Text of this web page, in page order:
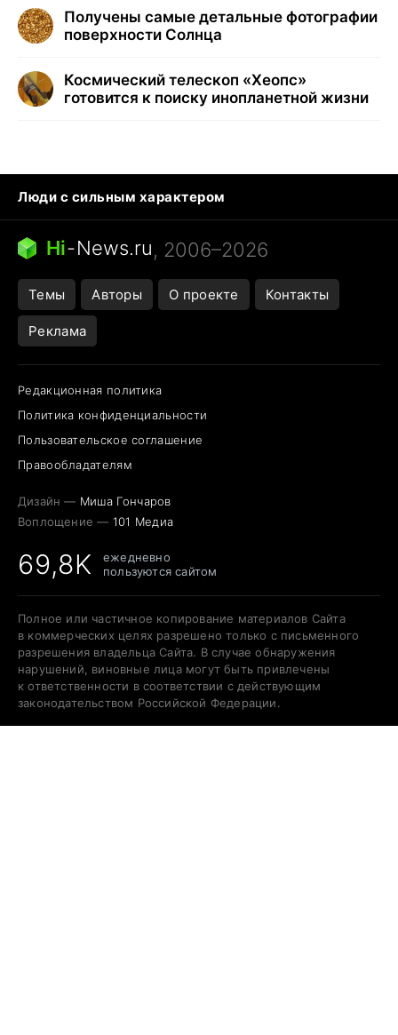
Получены самые детальные фотографии
поверхности Солнца
Космический телескоп «Хеопс»
готовится к поиску инопланетной жизни
Люди с сильным характером
Кошка писает на кровать
Тунцы в океанариуме
Ядовитые пауки России
Города в ядерной войне
Открытие в Google Maps
Hi-News.ru, 2006–2026
Темы Авторы О проекте Контакты
Реклама
Редакционная политика
Политика конфиденциальности
Пользовательское соглашение
Правообладателям
Дизайн — Миша Гончаров
Воплощение — 101 Медиа
69,8K
ежедневно
пользуются сайтом
Полное или частичное копирование материалов Сайта
в коммерческих целях разрешено только с письменного
разрешения владельца Сайта. В случае обнаружения
нарушений, виновные лица могут быть привлечены
к ответственности в соответствии с действующим
законодательством Российской Федерации.